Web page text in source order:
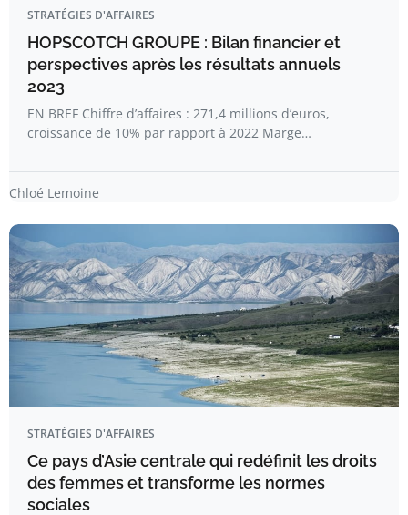
STRATÉGIES D'AFFAIRES
HOPSCOTCH GROUPE : Bilan financier et
perspectives après les résultats annuels
2023
EN BREF Chiffre d’affaires : 271,4 millions d’euros,
croissance de 10% par rapport à 2022 Marge…
Chloé Lemoine
STRATÉGIES D'AFFAIRES
Ce pays d’Asie centrale qui redéfinit les droits
des femmes et transforme les normes
sociales